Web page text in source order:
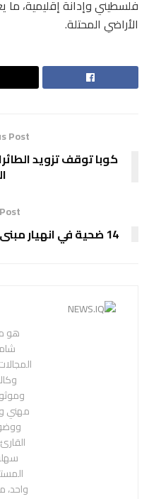
فلسطيني وإدانة إقليمية،
الأراضي المحتلة.
Post
كوبا توقف تزويد
14 ضحية في انهيار مبنى سكني بطرابلس شمال لبنان
هو
مهني
واحد،